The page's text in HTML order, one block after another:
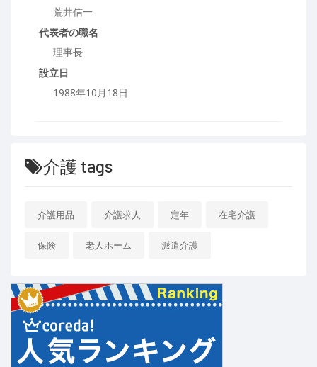
荒井信一
代表者の職名
理事長
設立日
1988年10月18日
介護 tags
介護用品 介護求人 定年 在宅介護
保険 老人ホーム 派遣介護